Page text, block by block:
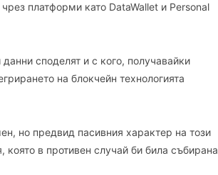
платформи като DataWallet и Personal
споделят и с кого, получавайки
на блокчейн технологията
но предвид пасивния характер на този
в противен случай би била събирана